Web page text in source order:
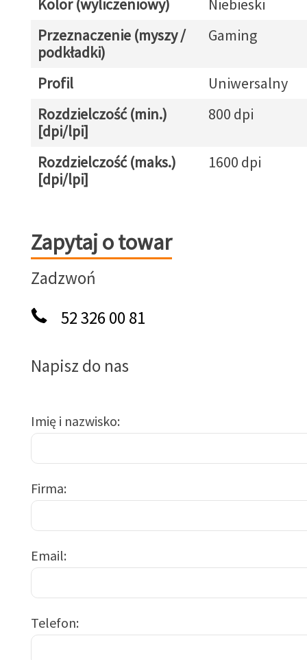
Kolor (wyliczeniowy)
Niebieski
Przeznaczenie (myszy /
podkładki)
Gaming
Profil
Uniwersalny
Rozdzielczość (min.)
[dpi/lpi]
800 dpi
Rozdzielczość (maks.)
[dpi/lpi]
1600 dpi
Zapytaj o towar
Zapytaj o towar
Zadzwoń
52 326 00 81
Napisz do nas
Imię i nazwisko
Firma
Email
Telefon